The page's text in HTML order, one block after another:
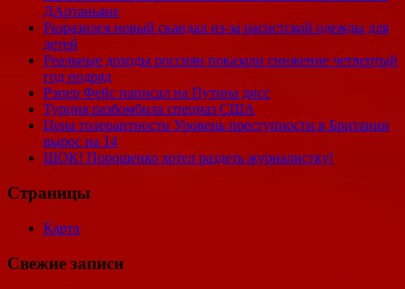
ДАртаньяне
Разразился новый скандал из-за расистской одежды для
детей
Реальные доходы россиян показали снижение четвертый
год подряд
Рэпер Фейс написал на Путина дисс
Турция разбомбила спецназ США
Цена толерантности Уровень преступности в Британии
вырос на 14
ШОК! Порошенко хотел раздеть журналистку!
Страницы
Карта
Свежие записи